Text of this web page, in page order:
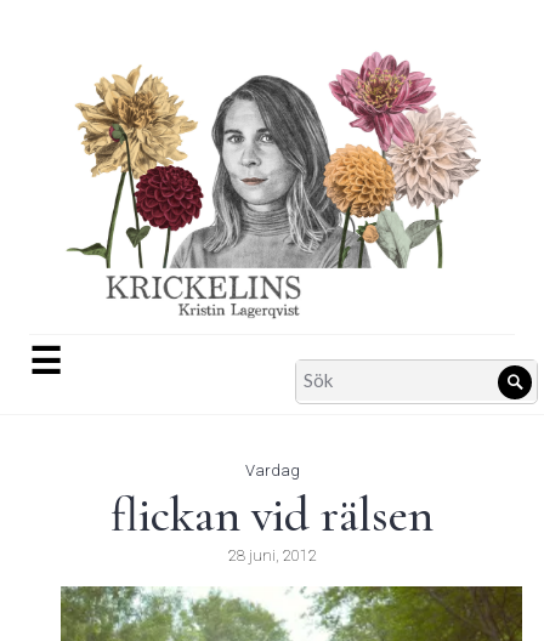
☰
Search
for:
Vardag
flickan vid rälsen
28 juni, 2012